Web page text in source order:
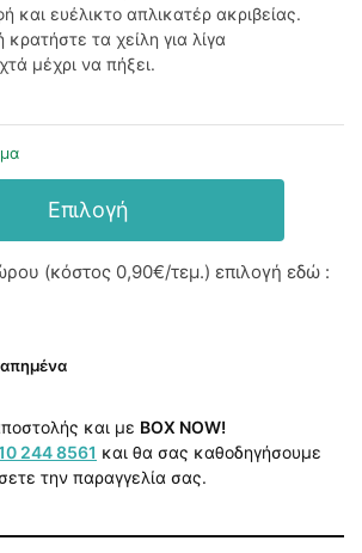
ευέλικτο απλικατέρ ακριβείας.
τα χείλη για λίγα
μέχρι να πήξει.
Επιλογή
(κόστος 0,90€/τεμ.) επιλογή εδώ :
και με BOX NOW!
244 8561 και θα σας καθοδηγήσουμε
την παραγγελία σας.